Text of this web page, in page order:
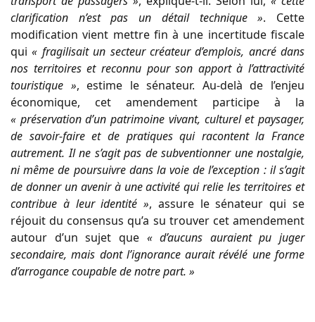
clarification n’est pas un détail technique ». Cette
modification vient mettre fin à une incertitude fiscale
qui« fragilisait un secteur créateur d’emplois, ancré dans
nos territoires et reconnu pour son apport à l’attractivité
touristique », estime le sénateur. Au-delà de l’enjeu
économique, cet amendement participe à la
« préservation d’un patrimoine vivant, culturel et paysager,
de savoir-faire et de pratiques qui racontent la France
autrement. Il ne s’agit pas de subventionner une nostalgie,
ni même de poursuivre dans la voie de l’exception : il s’agit
de donner un avenir à une activité qui relie les territoires et
contribue à leur identité », assure le sénateur qui se
réjouit du consensus qu’a su trouver cet amendement
autour d’un sujet que « d’aucuns auraient pu juger
secondaire, mais dont l’ignorance aurait révélé une forme
d’arrogance coupable de notre part. »